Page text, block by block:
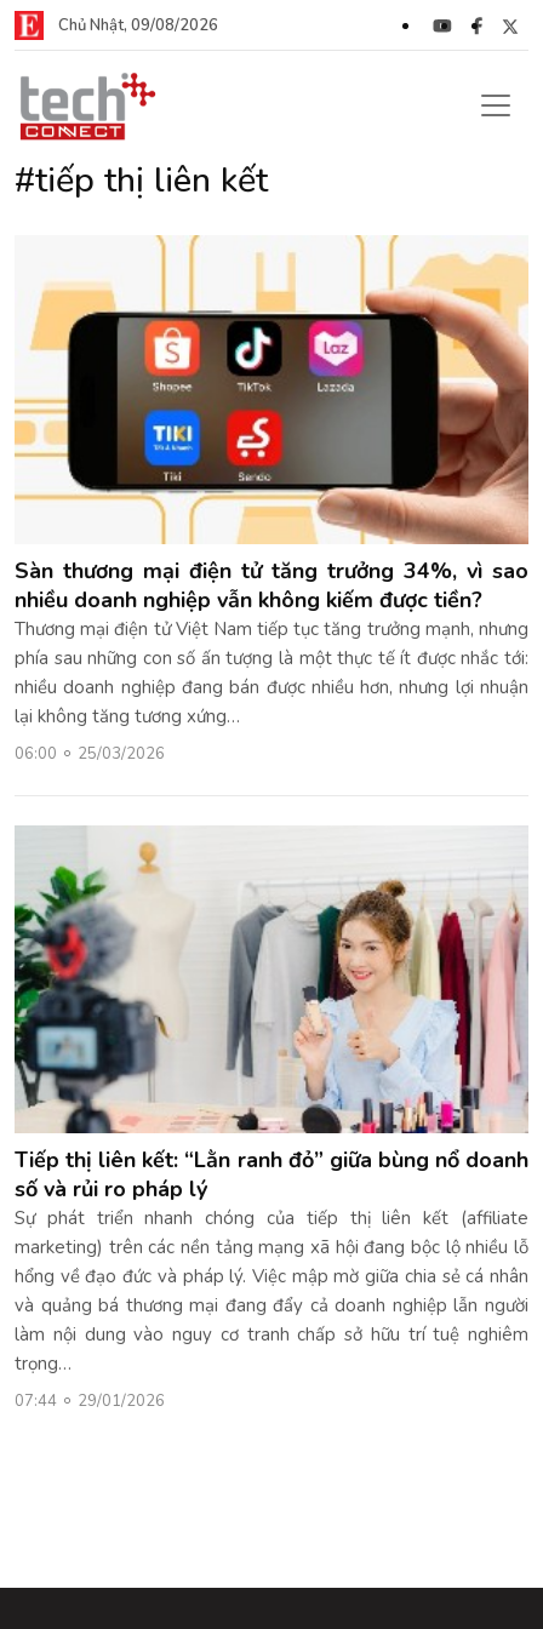
Chủ Nhật, 09/08/2026
#tiếp thị liên kết
Sàn thương mại điện tử tăng trưởng 34%, vì sao
nhiều doanh nghiệp vẫn không kiếm được tiền?
Thương mại điện tử Việt Nam tiếp tục tăng trưởng mạnh, nhưng
phía sau những con số ấn tượng là một thực tế ít được nhắc tới:
nhiều doanh nghiệp đang bán được nhiều hơn, nhưng lợi nhuận
lại không tăng tương xứng…
06:00 25/03/2026
Tiếp thị liên kết: “Lằn ranh đỏ” giữa bùng nổ doanh
số và rủi ro pháp lý
Sự phát triển nhanh chóng của tiếp thị liên kết (affiliate
marketing) trên các nền tảng mạng xã hội đang bộc lộ nhiều lỗ
hổng về đạo đức và pháp lý. Việc mập mờ giữa chia sẻ cá nhân
và quảng bá thương mại đang đẩy cả doanh nghiệp lẫn người
làm nội dung vào nguy cơ tranh chấp sở hữu trí tuệ nghiêm
trọng…
07:44 29/01/2026